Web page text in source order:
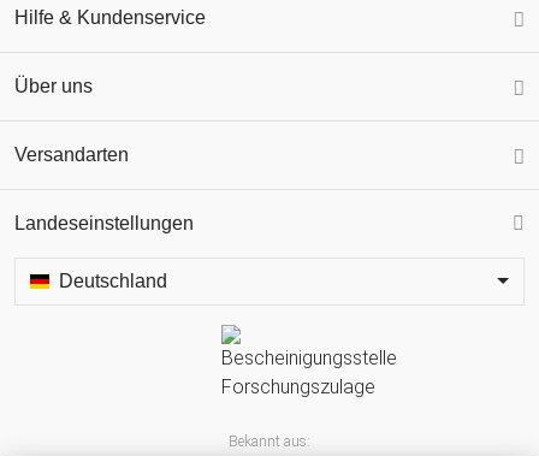
Hilfe & Kundenservice
Über uns
Versandarten
Landeseinstellungen
Deutschland
Bekannt aus: